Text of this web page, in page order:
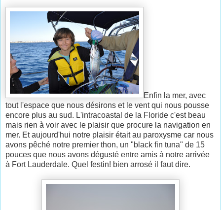
Enfin la mer, avec
tout l'espace que nous désirons et le vent qui nous pousse
encore plus au sud. L'intracoastal de la Floride c'est beau
mais rien à voir avec le plaisir que procure la navigation en
mer. Et aujourd'hui notre plaisir était au paroxysme car nous
avons pêché notre premier thon, un "black fin tuna" de 15
pouces que nous avons dégusté entre amis à notre arrivée
à Fort Lauderdale. Quel festin! bien arrosé il faut dire.